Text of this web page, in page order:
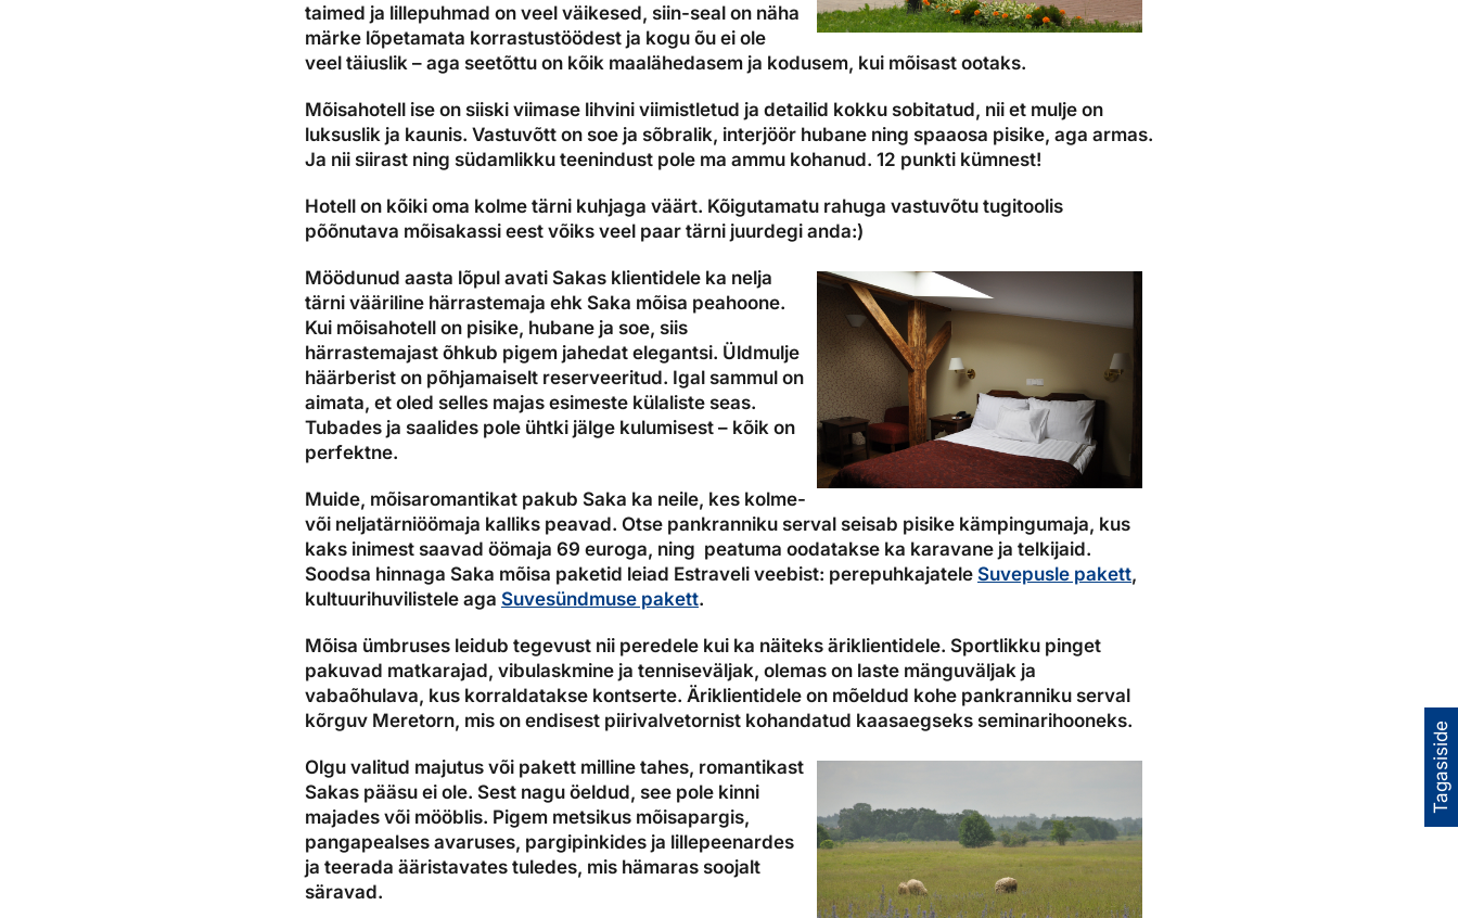
Tagasiside
taimed ja lillepuhmad on veel väikesed, siin-seal on näha
märke lõpetamata korrastustöödest ja kogu õu ei ole
veel täiuslik – aga seetõttu on kõik maalähedasem ja kodusem, kui mõisast ootaks.
Mõisahotell ise on siiski viimase lihvini viimistletud ja detailid kokku sobitatud, nii et mulje on
luksuslik ja kaunis. Vastuvõtt on soe ja sõbralik, interjöör hubane ning spaaosa pisike, aga armas.
Ja nii siirast ning südamlikku teenindust pole ma ammu kohanud. 12 punkti kümnest!
Hotell on kõiki oma kolme tärni kuhjaga väärt. Kõigutamatu rahuga vastuvõtu tugitoolis
põõnutava mõisakassi eest võiks veel paar tärni juurdegi anda:)
Möödunud aasta lõpul avati Sakas klientidele ka nelja
tärni vääriline härrastemaja ehk Saka mõisa peahoone.
Kui mõisahotell on pisike, hubane ja soe, siis
härrastemajast õhkub pigem jahedat elegantsi. Üldmulje
häärberist on põhjamaiselt reserveeritud. Igal sammul on
aimata, et oled selles majas esimeste külaliste seas.
Tubades ja saalides pole ühtki jälge kulumisest – kõik on
perfektne.
Muide, mõisaromantikat pakub Saka ka neile, kes kolme-
või neljatärniöömaja kalliks peavad. Otse pankranniku serval seisab pisike kämpingumaja, kus
kaks inimest saavad öömaja 69 euroga, ning peatuma oodatakse ka karavane ja telkijaid.
Soodsa hinnaga Saka mõisa paketid leiad Estraveli veebist: perepuhkajatele Suvepusle pakett,
kultuurihuvilistele aga Suvesündmuse pakett.
Mõisa ümbruses leidub tegevust nii peredele kui ka näiteks äriklientidele. Sportlikku pinget
pakuvad matkarajad, vibulaskmine ja tenniseväljak, olemas on laste mänguväljak ja
vabaõhulava, kus korraldatakse kontserte. Äriklientidele on mõeldud kohe pankranniku serval
kõrguv Meretorn, mis on endisest piirivalvetornist kohandatud kaasaegseks seminarihooneks.
Olgu valitud majutus või pakett milline tahes, romantikast
Sakas pääsu ei ole. Sest nagu öeldud, see pole kinni
majades või mööblis. Pigem metsikus mõisapargis,
pangapealses avaruses, pargipinkides ja lillepeenardes
ja teerada ääristavates tuledes, mis hämaras soojalt
säravad.